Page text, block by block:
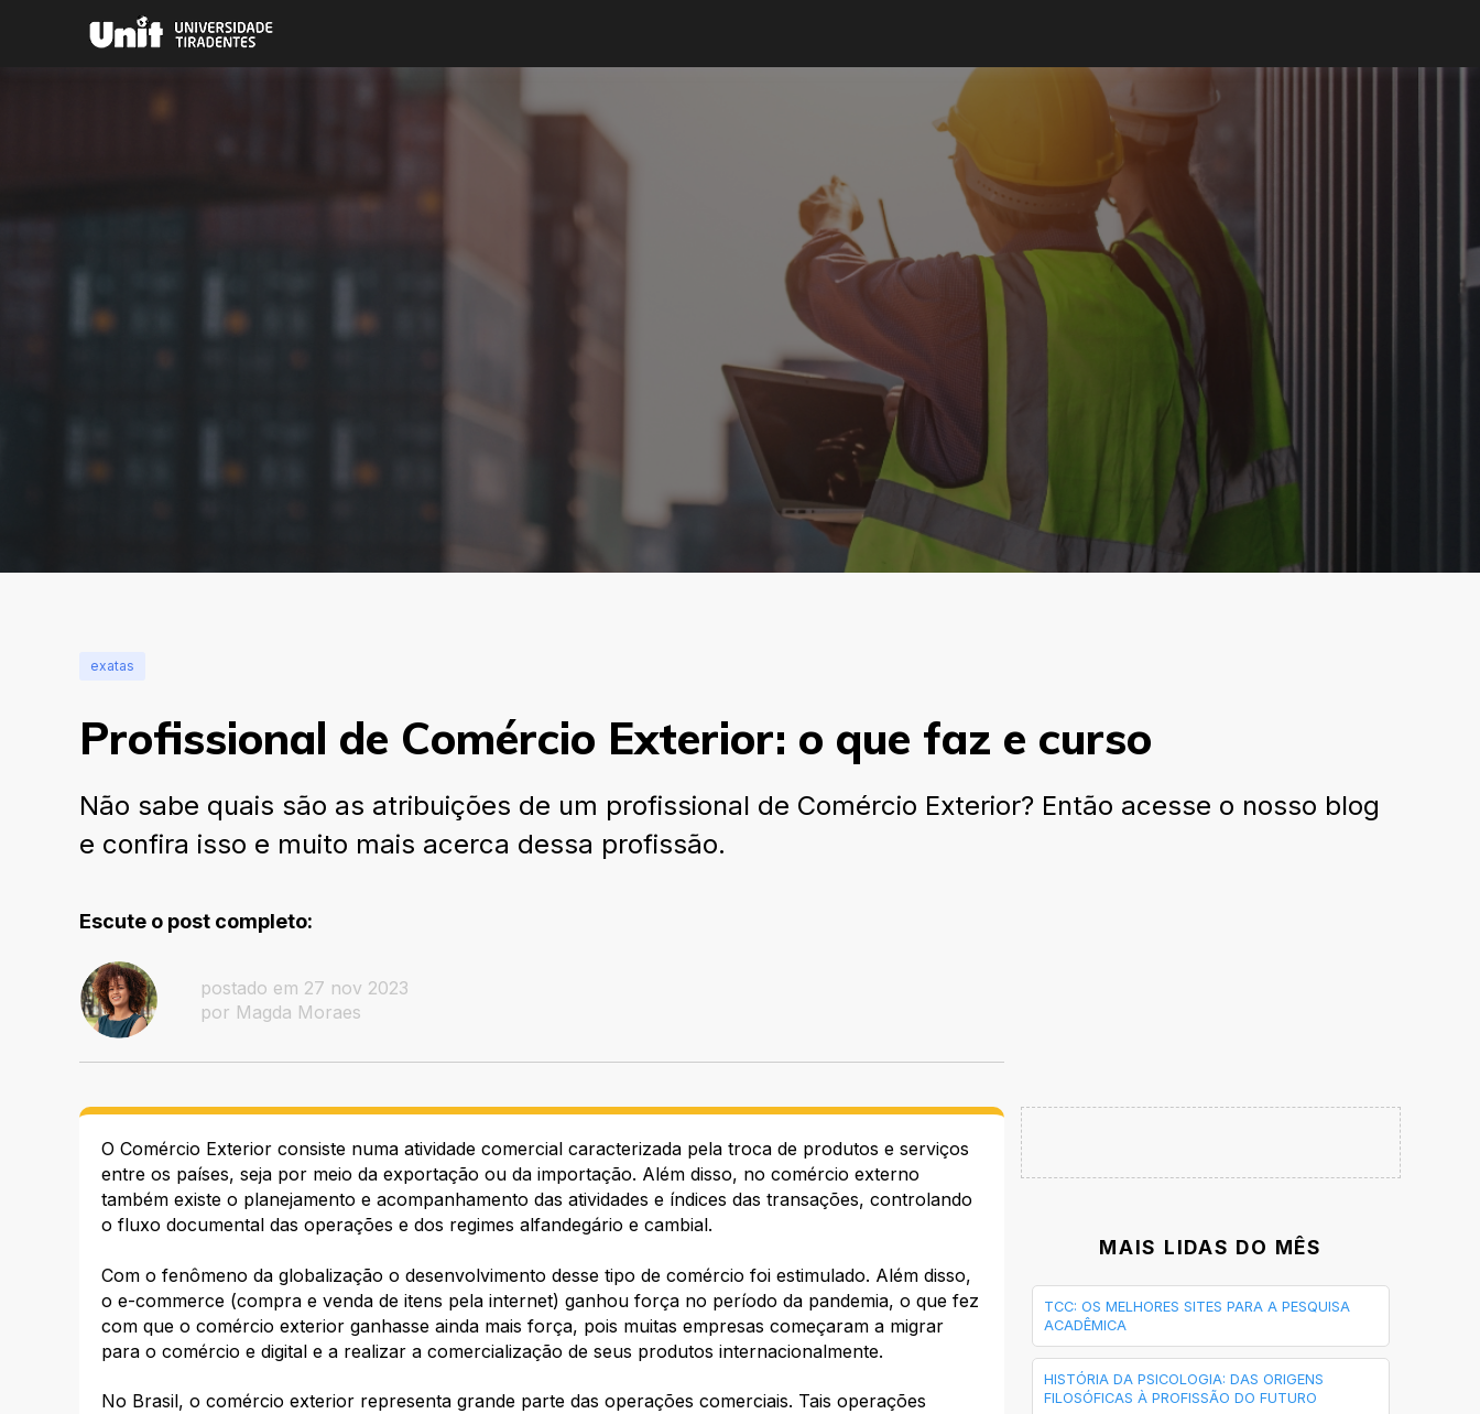
exatas
Profissional de Comércio Exterior: o que faz e curso
Não sabe quais são as atribuições de um profissional de Comércio Exterior? Então acesse o nosso blog
e confira isso e muito mais acerca dessa profissão.
Escute o post completo:
postado em 27 nov 2023
por Magda Moraes
O Comércio Exterior consiste numa atividade comercial caracterizada pela troca de produtos e serviços
entre os países, seja por meio da exportação ou da importação. Além disso, no comércio externo
também existe o planejamento e acompanhamento das atividades e índices das transações, controlando
o fluxo documental das operações e dos regimes alfandegário e cambial.
Com o fenômeno da globalização o desenvolvimento desse tipo de comércio foi estimulado. Além disso,
o e-commerce (compra e venda de itens pela internet) ganhou força no período da pandemia, o que fez
com que o comércio exterior ganhasse ainda mais força, pois muitas empresas começaram a migrar
para o comércio e digital e a realizar a comercialização de seus produtos internacionalmente.
No Brasil, o comércio exterior representa grande parte das operações comerciais. Tais operações
MAIS LIDAS DO MÊS
TCC: OS MELHORES SITES PARA A PESQUISA
ACADÊMICA
HISTÓRIA DA PSICOLOGIA: DAS ORIGENS
FILOSÓFICAS À PROFISSÃO DO FUTURO